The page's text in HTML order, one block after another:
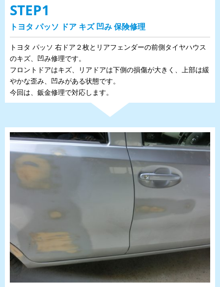
STEP1
トヨタ パッソ ドア キズ 凹み 保険修理
トヨタ パッソ 右ドア２枚とリアフェンダーの前側タイヤハウス
のキズ、凹み修理です。
フロントドアはキズ、リアドアは下側の損傷が大きく、上部は緩
やかな歪み、凹みがある状態です。
今回は、鈑金修理で対応します。